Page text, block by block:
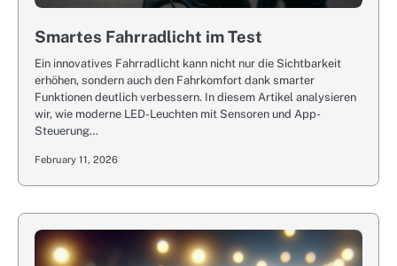
Smartes Fahrradlicht im Test
Ein innovatives Fahrradlicht kann nicht nur die Sichtbarkeit
erhöhen, sondern auch den Fahrkomfort dank smarter
Funktionen deutlich verbessern. In diesem Artikel analysieren
wir, wie moderne LED-Leuchten mit Sensoren und App-
Steuerung…
February 11, 2026